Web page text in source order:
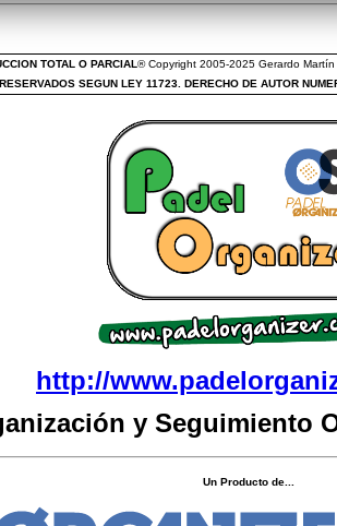
TOTAL O PARCIAL® Copyright 2005-2025 Gerardo
SEGUN LEY 11723. DERECHO DE AUTOR
http://
y Seguimiento
Un Producto de...